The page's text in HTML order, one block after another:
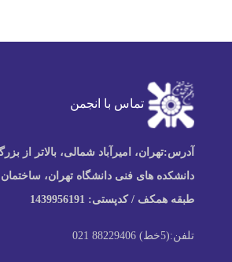
تماس با انجمن
آدرس:تهران، امیرآباد شمالی، بالاتر از
دانشکده های فنی دانشگاه تهران، ساختمان
طبقه همکف / کدپستی: 1439956191
تلفن:(5خط) 88229406 021